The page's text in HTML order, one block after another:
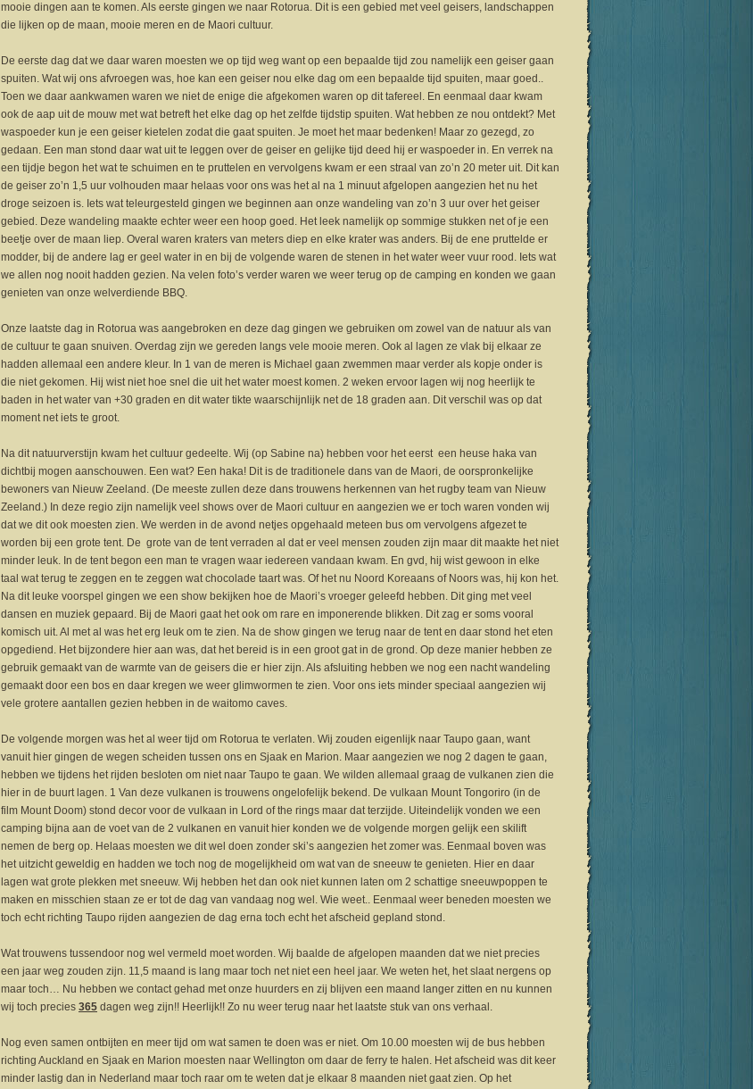
mooie dingen aan te komen. Als eerste gingen we naar Rotorua. Dit is een gebied met veel geisers, landschappen
die lijken op de maan, mooie meren en de Maori cultuur.
De eerste dag dat we daar waren moesten we op tijd weg want op een bepaalde tijd zou namelijk een geiser gaan
spuiten. Wat wij ons afvroegen was, hoe kan een geiser nou elke dag om een bepaalde tijd spuiten, maar goed..
Toen we daar aankwamen waren we niet de enige die afgekomen waren op dit tafereel. En eenmaal daar kwam
ook de aap uit de mouw met wat betreft het elke dag op het zelfde tijdstip spuiten. Wat hebben ze nou ontdekt? Met
waspoeder kun je een geiser kietelen zodat die gaat spuiten. Je moet het maar bedenken! Maar zo gezegd, zo
gedaan. Een man stond daar wat uit te leggen over de geiser en gelijke tijd deed hij er waspoeder in. En verrek na
een tijdje begon het wat te schuimen en te pruttelen en vervolgens kwam er een straal van zo’n 20 meter uit. Dit kan
de geiser zo’n 1,5 uur volhouden maar helaas voor ons was het al na 1 minuut afgelopen aangezien het nu het
droge seizoen is. Iets wat teleurgesteld gingen we beginnen aan onze wandeling van zo’n 3 uur over het geiser
gebied. Deze wandeling maakte echter weer een hoop goed. Het leek namelijk op sommige stukken net of je een
beetje over de maan liep. Overal waren kraters van meters diep en elke krater was anders. Bij de ene pruttelde er
modder, bij de andere lag er geel water in en bij de volgende waren de stenen in het water weer vuur rood. Iets wat
we allen nog nooit hadden gezien. Na velen foto’s verder waren we weer terug op de camping en konden we gaan
genieten van onze welverdiende BBQ.
Onze laatste dag in Rotorua was aangebroken en deze dag gingen we gebruiken om zowel van de natuur als van
de cultuur te gaan snuiven. Overdag zijn we gereden langs vele mooie meren. Ook al lagen ze vlak bij elkaar ze
hadden allemaal een andere kleur. In 1 van de meren is Michael gaan zwemmen maar verder als kopje onder is
die niet gekomen. Hij wist niet hoe snel die uit het water moest komen. 2 weken ervoor lagen wij nog heerlijk te
baden in het water van +30 graden en dit water tikte waarschijnlijk net de 18 graden aan. Dit verschil was op dat
moment net iets te groot.
Na dit natuurverstijn kwam het cultuur gedeelte. Wij (op Sabine na) hebben voor het eerst een heuse haka van
dichtbij mogen aanschouwen. Een wat? Een haka! Dit is de traditionele dans van de Maori, de oorspronkelijke
bewoners van Nieuw Zeeland. (De meeste zullen deze dans trouwens herkennen van het rugby team van Nieuw
Zeeland.) In deze regio zijn namelijk veel shows over de Maori cultuur en aangezien we er toch waren vonden wij
dat we dit ook moesten zien. We werden in de avond netjes opgehaald meteen bus om vervolgens afgezet te
worden bij een grote tent. De grote van de tent verraden al dat er veel mensen zouden zijn maar dit maakte het niet
minder leuk. In de tent begon een man te vragen waar iedereen vandaan kwam. En gvd, hij wist gewoon in elke
taal wat terug te zeggen en te zeggen wat chocolade taart was. Of het nu Noord Koreaans of Noors was, hij kon het.
Na dit leuke voorspel gingen we een show bekijken hoe de Maori’s vroeger geleefd hebben. Dit ging met veel
dansen en muziek gepaard. Bij de Maori gaat het ook om rare en imponerende blikken. Dit zag er soms vooral
komisch uit. Al met al was het erg leuk om te zien. Na de show gingen we terug naar de tent en daar stond het eten
opgediend. Het bijzondere hier aan was, dat het bereid is in een groot gat in de grond. Op deze manier hebben ze
gebruik gemaakt van de warmte van de geisers die er hier zijn. Als afsluiting hebben we nog een nacht wandeling
gemaakt door een bos en daar kregen we weer glimwormen te zien. Voor ons iets minder speciaal aangezien wij
vele grotere aantallen gezien hebben in de waitomo caves.
De volgende morgen was het al weer tijd om Rotorua te verlaten. Wij zouden eigenlijk naar Taupo gaan, want
vanuit hier gingen de wegen scheiden tussen ons en Sjaak en Marion. Maar aangezien we nog 2 dagen te gaan,
hebben we tijdens het rijden besloten om niet naar Taupo te gaan. We wilden allemaal graag de vulkanen zien die
hier in de buurt lagen. 1 Van deze vulkanen is trouwens ongelofelijk bekend. De vulkaan Mount Tongoriro (in de
film Mount Doom) stond decor voor de vulkaan in Lord of the rings maar dat terzijde. Uiteindelijk vonden we een
camping bijna aan de voet van de 2 vulkanen en vanuit hier konden we de volgende morgen gelijk een skilift
nemen de berg op. Helaas moesten we dit wel doen zonder ski’s aangezien het zomer was. Eenmaal boven was
het uitzicht geweldig en hadden we toch nog de mogelijkheid om wat van de sneeuw te genieten. Hier en daar
lagen wat grote plekken met sneeuw. Wij hebben het dan ook niet kunnen laten om 2 schattige sneeuwpoppen te
maken en misschien staan ze er tot de dag van vandaag nog wel. Wie weet.. Eenmaal weer beneden moesten we
toch echt richting Taupo rijden aangezien de dag erna toch echt het afscheid gepland stond.
Wat trouwens tussendoor nog wel vermeld moet worden. Wij baalde de afgelopen maanden dat we niet precies
een jaar weg zouden zijn. 11,5 maand is lang maar toch net niet een heel jaar. We weten het, het slaat nergens op
maar toch… Nu hebben we contact gehad met onze huurders en zij blijven een maand langer zitten en nu kunnen
wij toch precies 365 dagen weg zijn!! Heerlijk!! Zo nu weer terug naar het laatste stuk van ons verhaal.
Nog even samen ontbijten en meer tijd om wat samen te doen was er niet. Om 10.00 moesten wij de bus hebben
richting Auckland en Sjaak en Marion moesten naar Wellington om daar de ferry te halen. Het afscheid was dit keer
minder lastig dan in Nederland maar toch raar om te weten dat je elkaar 8 maanden niet gaat zien. Op het